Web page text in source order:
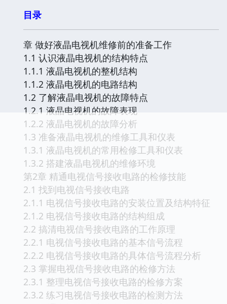
目录
章 做好液晶电视机维修前的准备工作
1.1 认识液晶电视机的结构特点
1.1.1 液晶电视机的整机结构
1.1.2 液晶电视机的电路结构
1.2 了解液晶电视机的故障特点
1.2.1 液晶电视机的故障表现
1.2.2 液晶电视机的故障分析
1.3 准备液晶电视机的维修工具和仪表
1.3.1 液晶电视机的常用检修工具和仪表
1.3.2 搭建液晶电视机的维修环境
第2章 精通电视信号接收电路的检修技能
2.1 找到电视信号接收电路
2.1.1 电视信号接收电路的安装位置及结构特征
2.1.2 电视信号接收电路的结构组成
2.2 搞清电视信号接收电路的工作原理
2.2.1 电视信号接收电路的基本信号流程
2.2.2 电视信号接收电路的具体信号流程分析
2.3 掌握电视信号接收电路的检修方法
2.3.1 整理电视信号接收电路的检修方案
2.3.2 练习电视信号接收电路的检测方法